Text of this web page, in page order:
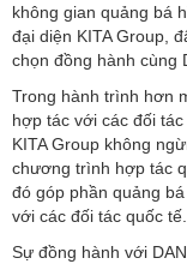
không gian quảng bá
đại diện KITA Group,
chọn đồng hành cùng
Trong hành trình hơn
hợp tác với các đối
KITA Group không
chương trình hợp tác
đó góp phần quảng
với các đối tác quốc tế.
Sự đồng hành với